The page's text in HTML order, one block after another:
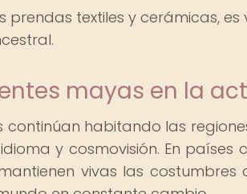
prendas textiles y cerámicas,
mayas en la
continúan habitando las
y cosmovisión. En
vivas las costumbres